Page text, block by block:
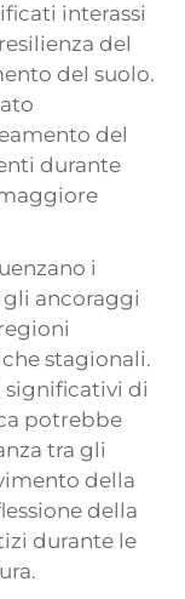
interassi
del
del suolo.
del
durante
i
ancoraggi
stagionali.
significativi di
potrebbe
tra gli
della
della
durante le